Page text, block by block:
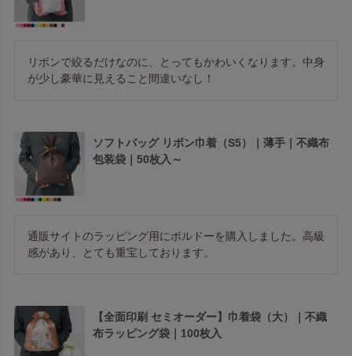
リボンで絞るだけなのに、とってもかわいくなります。中身
が少し豪華に見えること間違いなし！
ソフトバッグ リボン巾着（S5）｜薄手｜不織布
包装袋｜50枚入～
通販サイトのラッピング用にボルドーを購入しました。高級
感があり、とても重宝しております。
【全面印刷 セミオーダー】巾着袋（大）｜不織
布ラッピング袋｜100枚入